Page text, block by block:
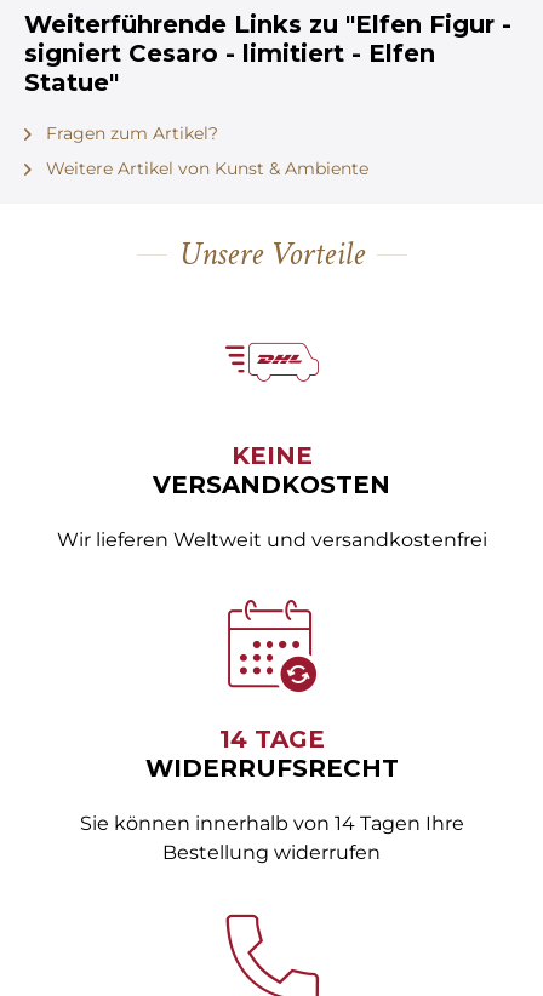
Weiterführende Links zu "Elfen Figur -
signiert Cesaro - limitiert - Elfen
Statue"
Fragen zum Artikel?
Weitere Artikel von Kunst & Ambiente
Unsere Vorteile
KEINE
VERSANDKOSTEN
Wir lieferen Weltweit und versandkostenfrei
14 TAGE
WIDERRUFSRECHT
Sie können innerhalb von 14 Tagen Ihre
Bestellung widerrufen